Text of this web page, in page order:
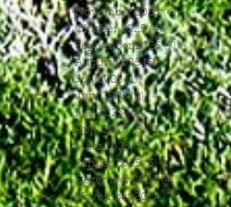
November 2025 (4)4 Beiträge
Oktober 2025 (4)4 Beiträge
September 2025 (7)7 Beiträge
August 2025 (6)6 Beiträge
Juli 2025 (1)1 Beitrag
Juni 2025 (2)2 Beiträge
Mai 2025 (5)5 Beiträge
April 2025 (6)6 Beiträge
März 2025 (5)5 Beiträge
Januar 2025 (3)3 Beiträge
Dezember 2024 (4)4 Beiträge
November 2024 (7)7 Beiträge